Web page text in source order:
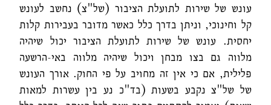
עונש של שירות לתועלת הציבור (של"צ) נחשב לעונש
קל וחינוכי, וניתן בדרך כלל כאשר מדובר בעבירות קלות
יחסית. עונש של שירות לתועלת הציבור יכול שיהיה
מלווה גם בצו מבחן ויכול שיהיה מלווה באי-הרשעה
פלילית, אם כי אין זה מחויב על פי החוק. אורך העונש
של של"צ נקבע בשעות (בד"כ נע בין עשרות למאות